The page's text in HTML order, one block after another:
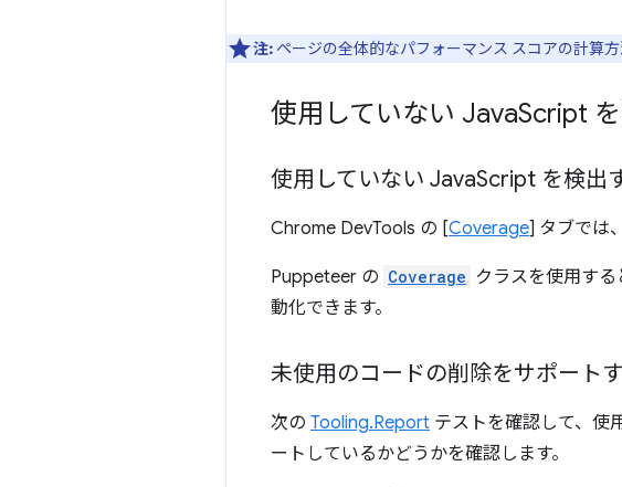
注: ページの全体的なパフォーマンス スコアの計算方
使用していない JavaScript
使用していない JavaScript を検出
Chrome DevTools の [Coverage] タブでは
Puppeteer の Coverage クラスを使用す
動化できます。
未使用のコードの削除をサポート
次の Tooling.Report テストを確認して、使
ートしているかどうかを確認します。